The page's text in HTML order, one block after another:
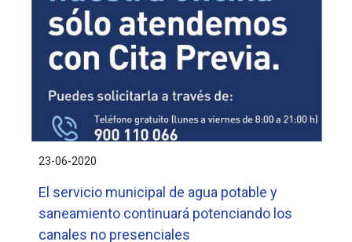
23-06-2020
El servicio municipal de agua potable y
saneamiento continuará potenciando los
canales no presenciales